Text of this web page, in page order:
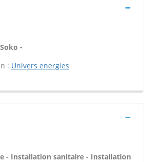
-
: Univers energies
- Installation sanitaire - Installation